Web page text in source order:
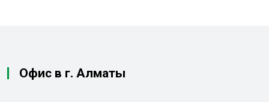
Офис в г. Алматы